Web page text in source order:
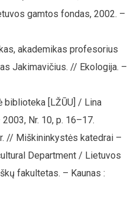
gamtos fondas, 2002. –
akademikas profesorius
Jakimavičius. // Ekologija. –
biblioteka [LŽŪU] / Lina
Nr. 10, p. 16–17.
// Miškininkystės katedrai –
Department / Lietuvos
fakultetas. – Kaunas :